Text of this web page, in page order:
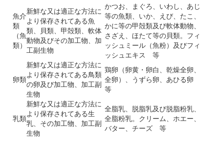
魚介
類
（魚
類）
新鮮な又は適正な方法に
より保存されてある魚
類、貝類、甲殻類、軟体
動物及びその加工物、加
工副生物
かつお、まぐろ、いわし、あじ
等の魚類、いか、えび、たこ、
かに等の甲殻類及び軟体動物、
さざえ、ほたて等の貝類。フィ
ッシュミール（魚粉）及びフィ
ッシュエキス 等
卵類
新鮮な又は適正な方法に
より保存されてある鳥類
の卵及び加工物、加工副
生物
鶏卵（卵黄・卵白、乾燥全卵、
全卵）、うずら卵、あひる卵
等
乳類
新鮮な又は適正な方法に
より保存されてある生
乳、その加工物、加工副
生物
全脂乳、脱脂乳及び脱脂粉乳、
全脂粉乳。クリーム、ホエー、
バター、チーズ 等